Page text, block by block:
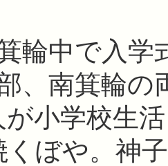
輪中で入学
、南箕輪の
小学校生
くぼや。神